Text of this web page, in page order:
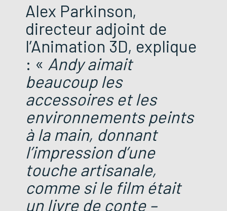
Alex Parkinson,
directeur adjoint de
l’Animation 3D, explique
: « Andy aimait
beaucoup les
accessoires et les
environnements peints
à la main, donnant
l’impression d’une
touche artisanale,
comme si le film était
un livre de conte –